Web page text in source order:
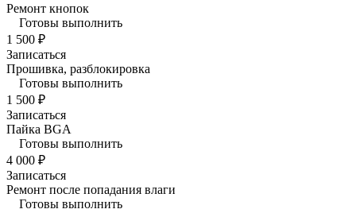
Ремонт кнопок
Готовы выполнить
1 500 ₽
Записаться
Прошивка, разблокировка
Готовы выполнить
1 500 ₽
Записаться
Пайка BGA
Готовы выполнить
4 000 ₽
Записаться
Ремонт после попадания влаги
Готовы выполнить